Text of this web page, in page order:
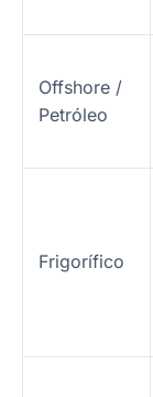
Offshore /
Petróleo
Frigorífico